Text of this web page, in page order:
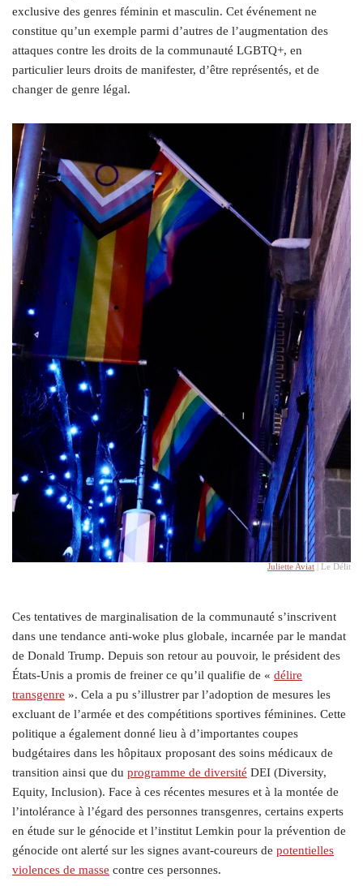
exclusive des genres féminin et masculin. Cet événement ne
constitue qu’un exemple parmi d’autres de l’augmentation des
attaques contre les droits de la communauté LGBTQ+, en
particulier leurs droits de manifester, d’être représentés, et de
changer de genre légal.
Juliette Aviat | Le Délit
Ces tentatives de marginalisation de la communauté s’inscrivent
dans une tendance anti-woke plus globale, incarnée par le mandat
de Donald Trump. Depuis son retour au pouvoir, le président des
États-Unis a promis de freiner ce qu’il qualifie de « délire
transgenre ». Cela a pu s’illustrer par l’adoption de mesures les
excluant de l’armée et des compétitions sportives féminines. Cette
politique a également donné lieu à d’importantes coupes
budgétaires dans les hôpitaux proposant des soins médicaux de
transition ainsi que du programme de diversité DEI (Diversity,
Equity, Inclusion). Face à ces récentes mesures et à la montée de
l’intolérance à l’égard des personnes transgenres, certains experts
en étude sur le génocide et l’institut Lemkin pour la prévention de
génocide ont alerté sur les signes avant-coureurs de potentielles
violences de masse contre ces personnes.